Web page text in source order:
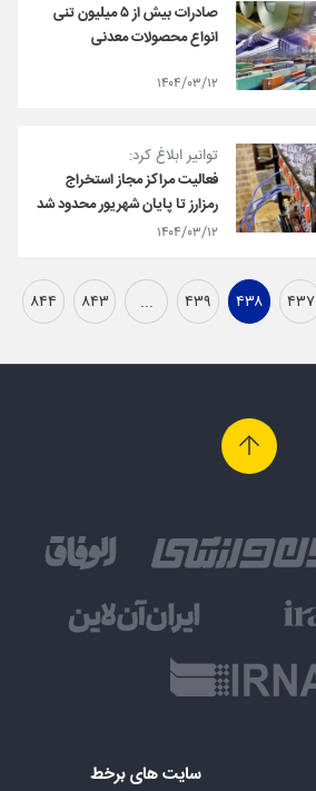
صادرات بیش از ۵ میلیون تنی
انواع محصولات معدنی
۱۴۰۴/۰۳/۱۲
توانیر ابلاغ کرد:
فعالیت مراکز مجاز استخراج
رمزارز تا پایان شهریور محدود شد
۱۴۰۴/۰۳/۱۲
۴۳۷ ۴۳۸ ۴۳۹ ... ۸۴۳ ۸۴۴
سایت های برخط